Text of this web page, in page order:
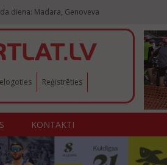
diena: Madara, Genoveva
Reģistrēties
KONTAKTI